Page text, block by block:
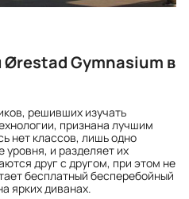
Gymnasium в
решивших изучать
признана лучшим
нет классов, лишь одно
и разделяет их
друг с другом, при этом не
бесплатный бесперебойный
ярких диванах.